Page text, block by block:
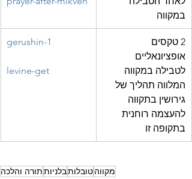
במקווה
2 טקסים
אופציונאליים
לטבילה במקווה
המלווה תהליך של
גירושין בתקווה
להעצמה רוחנית
בתקופה זו
gerushin-1
levine-get
מקווהטובלותבלניותתורה והלכה